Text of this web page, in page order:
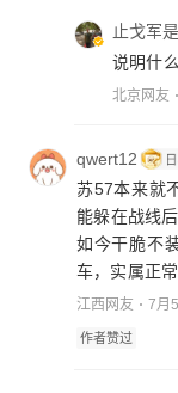
止戈军
说明什么
北京网友
qwert12
苏57本来就
能躲在战线
如今干脆不
车，实属正常
江西网友 7月
作者赞过